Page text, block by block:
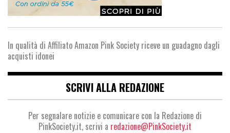
In qualità di Affiliato Amazon Pink Society riceve un guadagno dagli
acquisti idonei
SCRIVI ALLA REDAZIONE
Per segnalare notizie e comunicare con la Redazione di
PinkSociety.it, scrivi a redazione@PinkSociety.it